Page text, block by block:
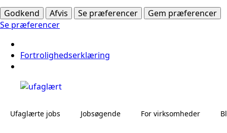
Godkend
Afvis Se præferencer
Gem præferencer
Se præferencer
Fortrolighedserklæring
Ufaglærte jobs Jobsøgende For virksomheder